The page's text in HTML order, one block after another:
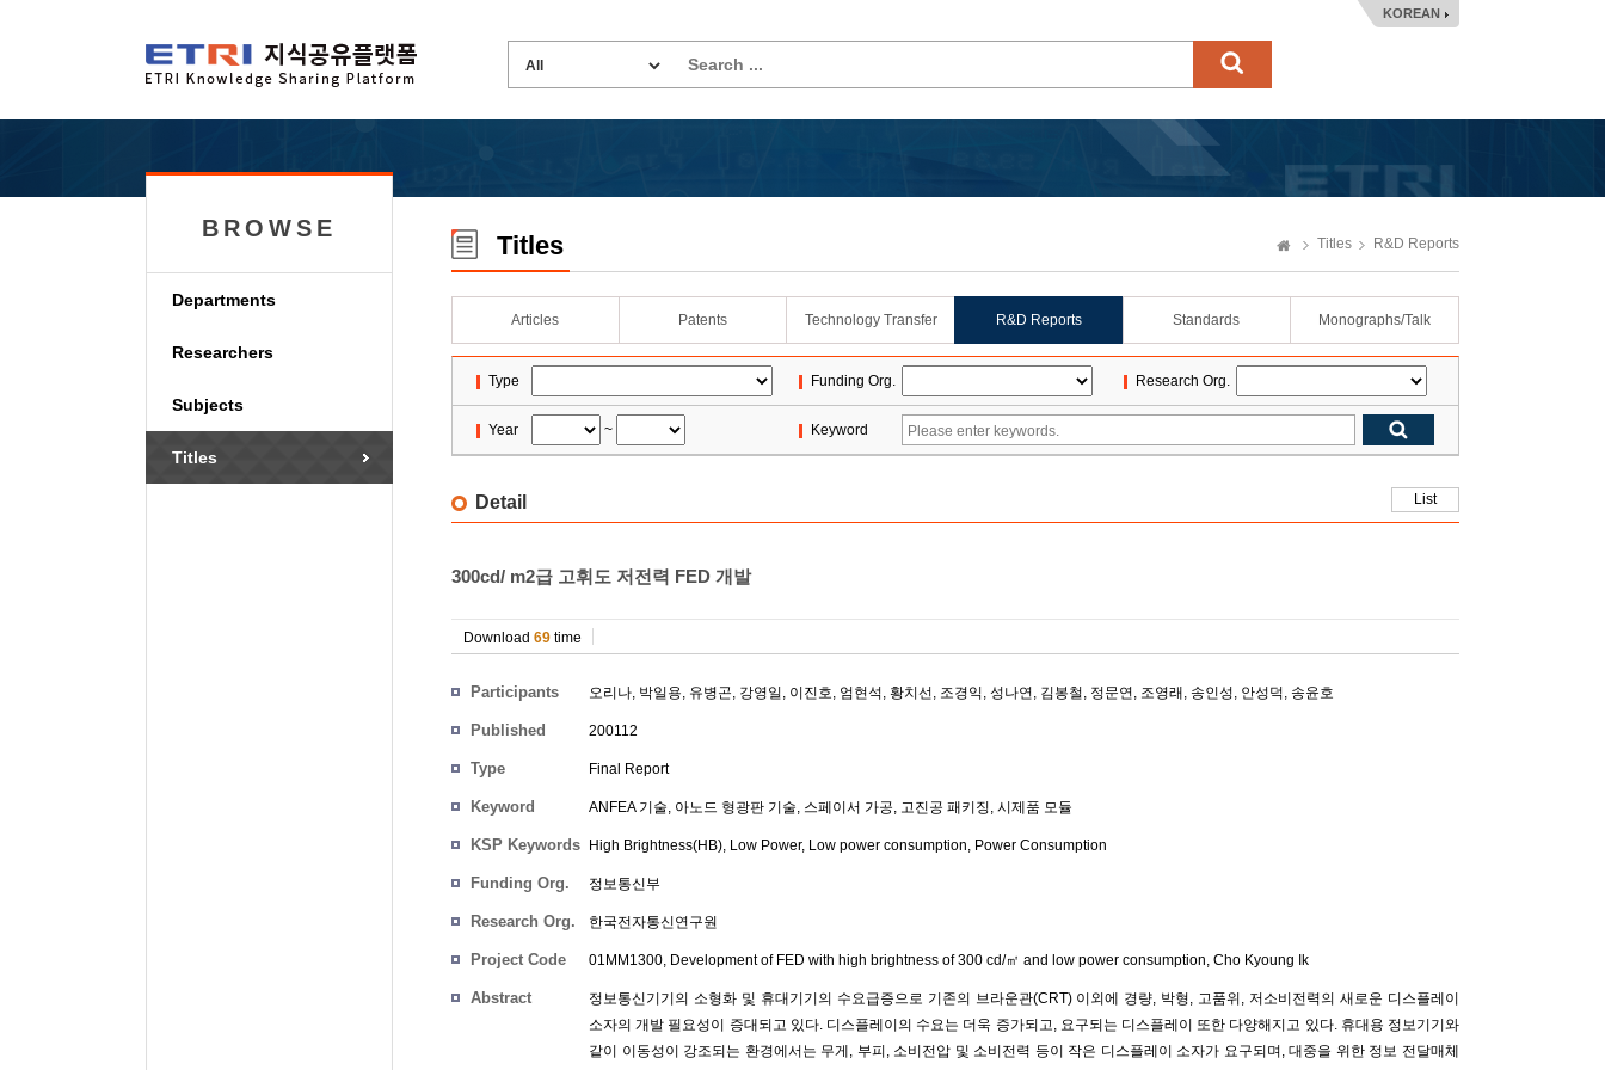
KOREAN
BROWSE
Departments
Researchers
Subjects
Titles
Titles Titles R&D Reports
Articles Patents Technology Transfer R&D Reports Standards Monographs/Talk
Type Funding Org. Research Org.
Year ~ Keyword
Detail List
300cd/ m2급 고휘도 저전력 FED 개발
Download 69 time
Participants 오리나, 박일용, 유병곤, 강영일 , 이진호, 엄현석 , 황치선, 조경익, 성나연 , 김봉철 , 정문연 , 조영래 , 송인성, 안성덕 , 송윤호
Published 200112
Type Final Report
Keyword ANFEA 기술, 아노드 형광판 기술, 스페이서 가공, 고진공 패키징, 시제품 모듈
KSP Keywords High Brightness(HB), Low Power, Low power consumption, Power Consumption
Funding Org. 정보통신부
Research Org. 한국전자통신연구원
Project Code 01MM1300, Development of FED with high brightness of 300 cd/㎡ and low power consumption, Cho Kyoung Ik
Abstract
정보통신기기의 소형화 및 휴대기기의 수요급증으로 기존의 브라운관(CRT) 이외에 경량, 박형, 고품위, 저소비전력의 새로운 디스플레이
소자의 개발 필요성이 증대되고 있다. 디스플레이의 수요는 더욱 증가되고, 요구되는 디스플레이 또한 다양해지고 있다. 휴대용 정보기기와
같이 이동성이 강조되는 환경에서는 무게, 부피, 소비전압 및 소비전력 등이 작은 디스플레이 소자가 요구되며, 대중을 위한 정보 전달매체